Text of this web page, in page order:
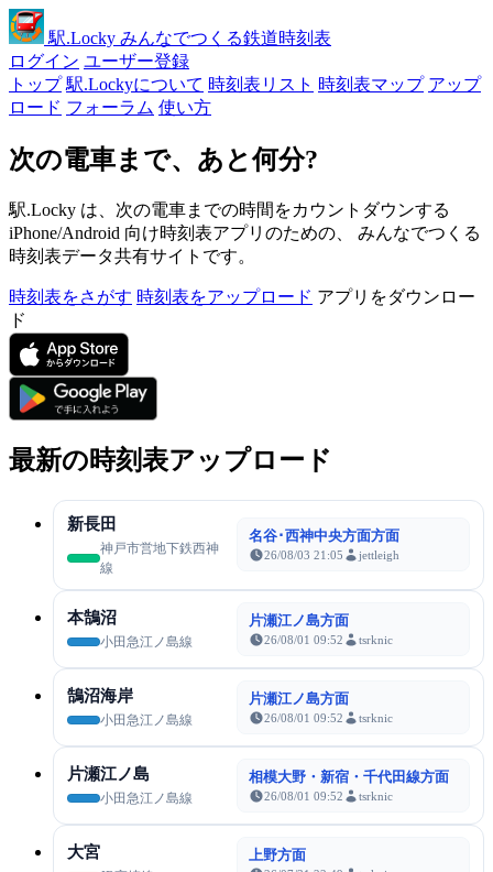
駅.Locky みんなでつくる鉄道時刻表
ログイン ユーザー登録
トップ 駅.Lockyについて 時刻表リスト 時刻表マップ アップ
ロード フォーラム 使い方
次の電車まで、あと何分?
駅.Locky は、次の電車までの時間をカウントダウンする
iPhone/Android 向け時刻表アプリのための、 みんなでつくる
時刻表データ共有サイトです。
時刻表をさがす 時刻表をアップロード アプリをダウンロー
ド
最新の時刻表アップロード
新長田
神戸市営地下鉄西神
線
名谷･西神中央方面方面
26/08/03 21:05 jettleigh
本鵠沼
小田急江ノ島線
片瀬江ノ島方面
26/08/01 09:52 tsrknic
鵠沼海岸
小田急江ノ島線
片瀬江ノ島方面
26/08/01 09:52 tsrknic
片瀬江ノ島
小田急江ノ島線
相模大野・新宿・千代田線方面
26/08/01 09:52 tsrknic
大宮 上野方面